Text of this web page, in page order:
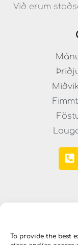
To provide the best
Við erum
Copyright ©